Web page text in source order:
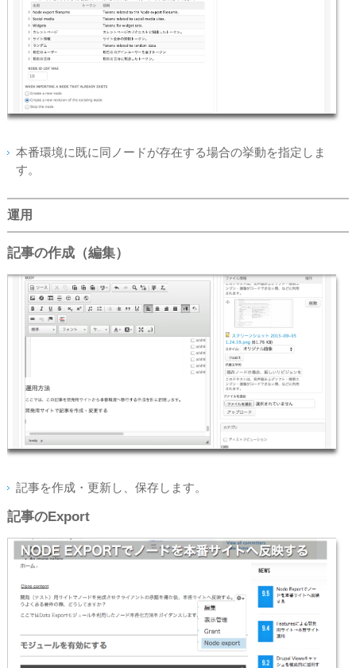
本番環境に既に同ノードが存在する場合の挙動を指定しま
す。
運用
記事の作成（編集）
記事を作成・更新し、保存します。
記事のExport